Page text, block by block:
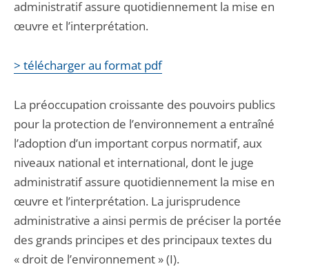
administratif assure quotidiennement la mise en
œuvre et l’interprétation.
> télécharger au format pdf
La préoccupation croissante des pouvoirs publics
pour la protection de l’environnement a entraîné
l’adoption d’un important corpus normatif, aux
niveaux national et international, dont le juge
administratif assure quotidiennement la mise en
œuvre et l’interprétation. La jurisprudence
administrative a ainsi permis de préciser la portée
des grands principes et des principaux textes du
« droit de l’environnement » (I).